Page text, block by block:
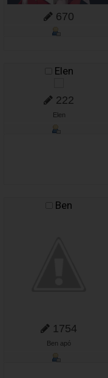
670
Elen
222
Elen
Ben
1754
Ben apó